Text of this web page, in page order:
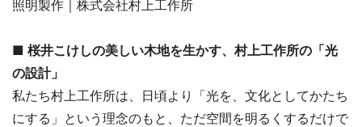
照明製作｜株式会社村上工作所
■ 桜井こけしの美しい木地を生かす、村上工作所の「光
の設計」
私たち村上工作所は、日頃より「光を、文化としてかたち
にする」という理念のもと、ただ空間を明るくするだけで